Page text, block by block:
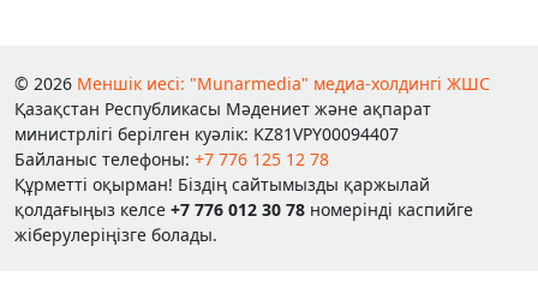
© 2026 Меншік иесі: "Munarmedia" медиа-холдингі ЖШС
Қазақстан Республикасы Мәдениет және ақпарат
министрлігі берілген куәлік: KZ81VPY00094407
Байланыс телефоны: +7 776 125 12 78
Құрметті оқырман! Біздің сайтымызды қаржылай
қолдағыңыз келсе +7 776 012 30 78 номерінді каспийге
жіберулеріңізге болады.